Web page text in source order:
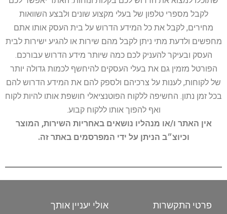
לקבל מספרי טלפון של בעלי מקצוע שונים ולבצע השוואות
מחירים, לקבל את כל המידע הדרוש על בית העסק אותו אתם
מחפשים ולדעת מתי ניתן לקבל מהם שירות או להגיע ישירות לבית
העסק ובעיקר להעניק לכם כמה שיותר מידע הדרוש עבורכם.
הפורטל מזמין גם את בעלי העסקים להיחשף לכמות גדולה יותר
של לקוחות, לענות על צרכיהם ולספק להם את המידע הדרוש להם
בכל זמן נתון. החשיפה ללקוח הפוטנציאלי חושפת אותו להיות לקוח
ואף להפוך אותו ללקוח קבוע.
אין האתר ו/או מנהליו נושאים באחריות השירות, המוצר
וכיוצ״ב הניתן על ידי המפרסמים באתר זה.
פרטי התקשרות אולי יעניין אותך